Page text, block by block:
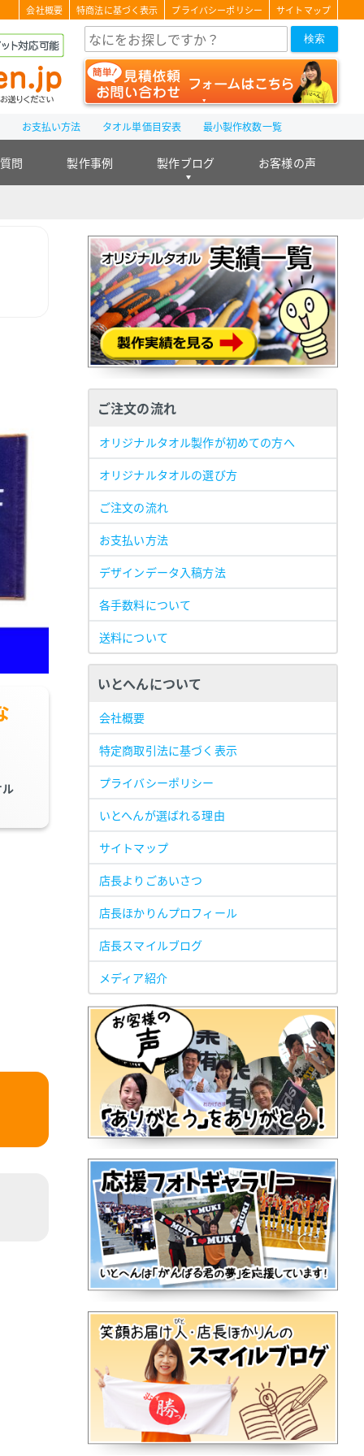
会社概要 特商法に基づく表示 プライバシーポリシー サイトマップ
検索
お支払い方法 タオル単価目安表 最小製作枚数一覧
問 製作事例 製作ブログ お客様の声
ご注文の流れ
オリジナルタオル製作が初めての方へ
オリジナルタオルの選び方
ご注文の流れ
お支払い方法
デザインデータ入稿方法
各手数料について
送料について
いとへんについて
会社概要
特定商取引法に基づく表示
プライバシーポリシー
いとへんが選ばれる理由
サイトマップ
店長よりごあいさつ
店長ほかりんプロフィール
店長スマイルブログ
メディア紹介